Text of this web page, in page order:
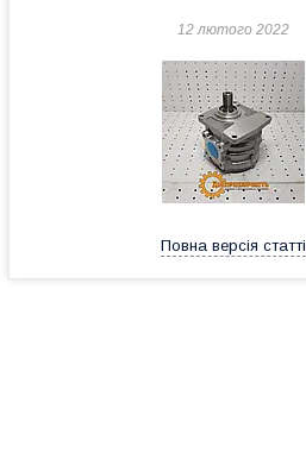
12 лютого 2022
Повна версія статті